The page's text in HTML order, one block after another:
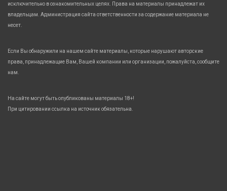
исключительно в ознакомительных целях. Права на материалы принадлежат их
владельцам. Администрация сайта ответственности за содержание материала не
несет.
Если Вы обнаружили на нашем сайте материалы, которые нарушают авторские
права, принадлежащие Вам, Вашей компании или организации, пожалуйста, сообщите
нам.
На сайте могут быть опубликованы материалы 18+!
При цитировании ссылка на источник обязательна.